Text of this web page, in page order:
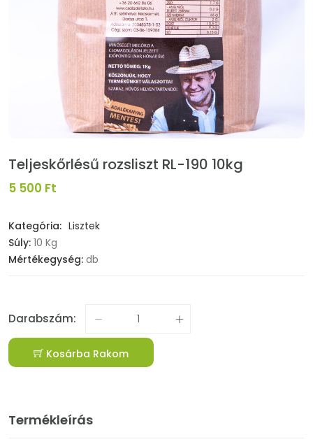
Teljeskőrlésű rozsliszt RL-190 10kg
5 500 Ft
Kategória: Lisztek
Súly: 10 Kg
Mértékegység: db
Darabszám:
Kosárba Rakom
Termékleírás